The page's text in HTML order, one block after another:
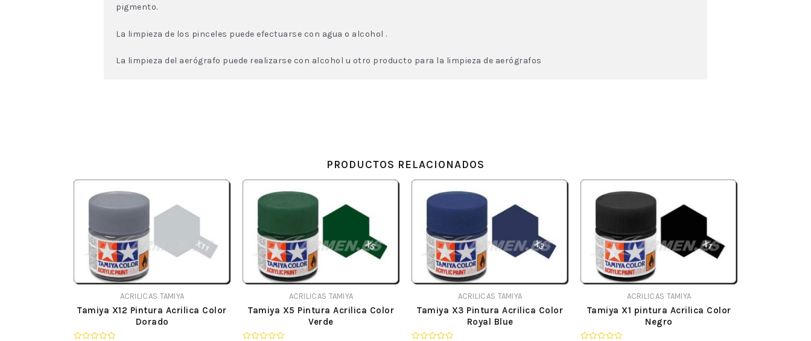
pigmento.
La limpieza de los pinceles puede efectuarse con agua o alcohol .
La limpieza del aerógrafo puede realizarse con alcohol u otro producto para la limpieza de aerógrafos
PRODUCTOS RELACIONADOS
ACRILICAS TAMIYA
Tamiya X12 Pintura Acrilica Color
Dorado
ACRILICAS TAMIYA
Tamiya X5 Pintura Acrilica Color
Verde
ACRILICAS TAMIYA
Tamiya X3 Pintura Acrilica Color
Royal Blue
ACRILICAS TAMIYA
Tamiya X1 pintura Acrilica Color
Negro